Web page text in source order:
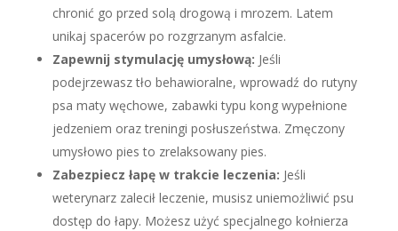
chronić go przed solą drogową i mrozem. Latem
unikaj spacerów po rozgrzanym asfalcie.
Zapewnij stymulację umysłową: Jeśli
podejrzewasz tło behawioralne, wprowadź do rutyny
psa maty węchowe, zabawki typu kong wypełnione
jedzeniem oraz treningi posłuszeństwa. Zmęczony
umysłowo pies to zrelaksowany pies.
Zabezpiecz łapę w trakcie leczenia: Jeśli
weterynarz zalecił leczenie, musisz uniemożliwić psu
dostęp do łapy. Możesz użyć specjalnego kołnierza